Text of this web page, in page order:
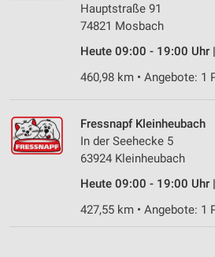
Hauptstraße 91
74821 Mosbach
Heute 09:00 - 19:00 Uhr |
460,98 km • Angebote: 1
Fressnapf Kleinheubach
In der Seehecke 5
63924 Kleinheubach
Heute 09:00 - 19:00 Uhr |
427,55 km • Angebote: 1